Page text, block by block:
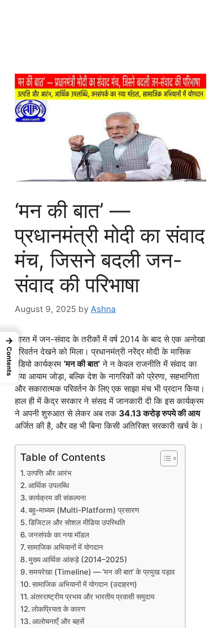
‘मन की बात’ —
प्रधानमंत्री मोदी का संवाद
मंच, जिसने बदली जन-
संवाद की परिभाषा
August 9, 2025 by Ashna
भारत में जन-संवाद के तरीकों में वर्ष 2014 के बाद से एक अनोखा
परिवर्तन देखने को मिला। प्रधानमंत्री नरेंद्र मोदी के मासिक
रेडियो कार्यक्रम ‘मन की बात’ ने न केवल राजनीति में संवाद का
नया आयाम जोड़ा, बल्कि देश के नागरिकों को प्रेरणा, सहभागिता
और सकारात्मक परिवर्तन के लिए एक साझा मंच भी प्रदान किया।
हाल ही में केंद्र सरकार ने संसद में जानकारी दी कि इस कार्यक्रम
ने अपनी शुरुआत से लेकर अब तक 34.13 करोड़ रुपये की आय
अर्जित की है, और वह भी बिना किसी अतिरिक्त सरकारी खर्च के।
Table of Contents
उत्पत्ति और आरंभ
आर्थिक उपलब्धि
कार्यक्रम की संकल्पना
बहु-माध्यम (Multi-Platform) प्रसारण
डिजिटल और सोशल मीडिया उपस्थिति
जनसंपर्क का नया मॉडल
सामाजिक अभियानों में योगदान
मुख्य आर्थिक आंकड़े (2014–2025)
समयरेखा (Timeline) — ‘मन की बात’ के प्रमुख पड़ाव
सामाजिक अभियानों में योगदान (उदाहरण)
अंतरराष्ट्रीय प्रभाव और भारतीय प्रवासी समुदाय
लोकप्रियता के कारण
आलोचनाएँ और बहसें
→
Contents